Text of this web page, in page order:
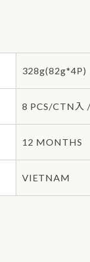
328g(82g*4P)
8 PCS/CTN入
12 MONTHS
VIETNAM